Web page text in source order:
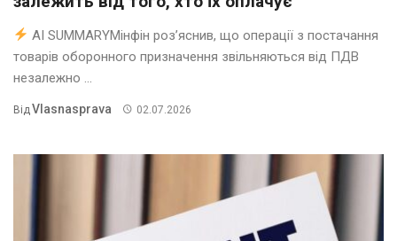
AI SUMMARYМінфін роз’яснив, що операції з постачання
товарів оборонного призначення звільняються від ПДВ
незалежно ...
Від Vlasnasprava 02.07.2026